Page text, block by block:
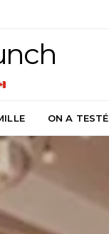
ON A TESTÉ